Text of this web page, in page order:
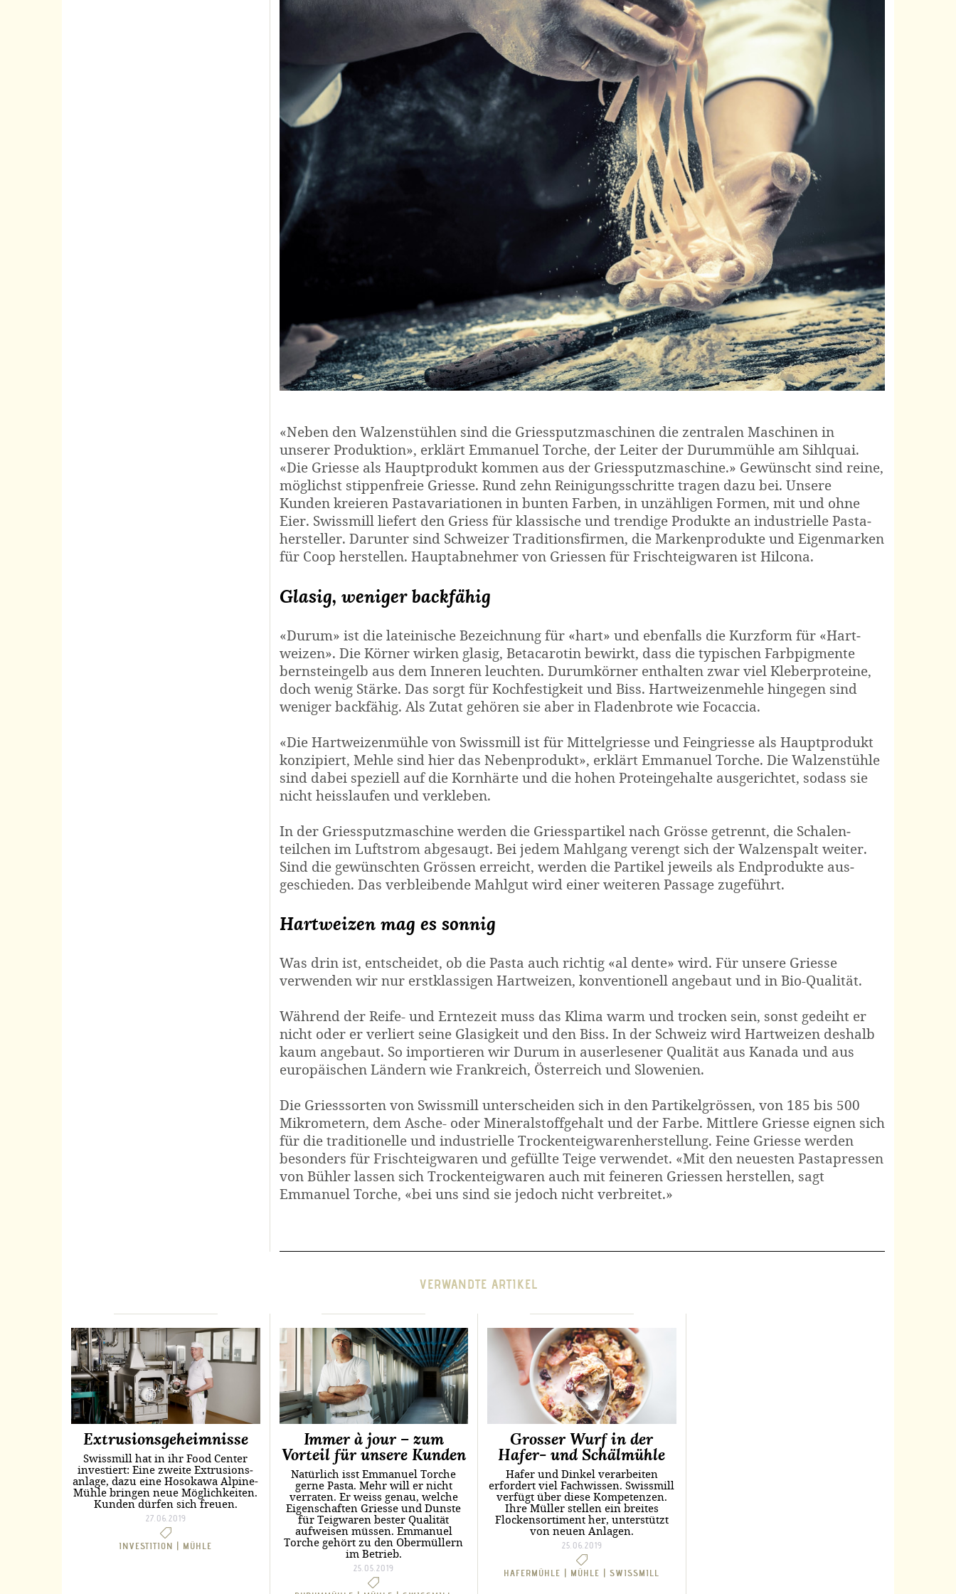
«Neben den Walzen­stühlen sind die Griess­putz­maschinen die zentralen Maschinen in
unserer Produktion», erklärt Emmanuel Torche, der Leiter der Durum­mühle am Sihlquai.
«Die Griesse als Haupt­produkt kommen aus der Griess­putz­maschine.» Gewünscht sind reine,
möglichst stippen­freie Griesse. Rund zehn Reinigungs­schritte tragen dazu bei. Unsere
Kunden kreieren Pasta­variationen in bunten Farben, in unzähligen Formen, mit und ohne
Eier. Swissmill liefert den Griess für klassische und trendige Produkte an industrielle Pasta­
hersteller. Darunter sind Schweizer Traditions­firmen, die Marken­produkte und Eigen­marken
für Coop herstellen. Haupt­abnehmer von Griessen für Frisch­teig­waren ist Hilcona.
Glasig, weniger backfähig
«Durum» ist die lateinische Bezeichnung für «hart» und ebenfalls die Kurzform für «Hart­
weizen». Die Körner wirken glasig, Beta­carotin bewirkt, dass die typischen Farb­pigmente
bernstein­gelb aus dem Inneren leuchten. Durum­körner enthalten zwar viel Kleber­proteine,
doch wenig Stärke. Das sorgt für Koch­festigkeit und Biss. Hart­weizen­mehle hingegen sind
weniger backfähig. Als Zutat gehören sie aber in Fladen­brote wie Focaccia.
«Die Hart­weizen­mühle von Swissmill ist für Mittel­griesse und Fein­griesse als Haupt­produkt
konzipiert, Mehle sind hier das Neben­produkt», erklärt Emmanuel Torche. Die Walzen­stühle
sind dabei speziell auf die Korn­härte und die hohen Protein­gehalte ausgerichtet, sodass sie
nicht heisslaufen und verkleben.
In der Griess­putz­maschine werden die Griess­partikel nach Grösse getrennt, die Schalen­
teilchen im Luft­strom abgesaugt. Bei jedem Mahl­gang verengt sich der Walzen­spalt weiter.
Sind die gewünschten Grössen erreicht, werden die Partikel jeweils als End­produkte aus­
geschieden. Das verbleibende Mahlgut wird einer weiteren Passage zugeführt.
Hartweizen mag es sonnig
Was drin ist, entscheidet, ob die Pasta auch richtig «al dente» wird. Für unsere Griesse
verwenden wir nur erst­klassigen Hart­weizen, konventionell angebaut und in Bio-Qualität.
Während der Reife- und Ernte­zeit muss das Klima warm und trocken sein, sonst gedeiht er
nicht oder er verliert seine Glasigkeit und den Biss. In der Schweiz wird Hart­weizen deshalb
kaum angebaut. So importieren wir Durum in auserlesener Qualität aus Kanada und aus
europäischen Ländern wie Frankreich, Österreich und Slowenien.
Die Griess­sorten von Swissmill unterscheiden sich in den Partikel­grössen, von 185 bis 500
Mikro­metern, dem Asche- oder Mineral­stoff­gehalt und der Farbe. Mittlere Griesse eignen sich
für die traditionelle und industrielle Trocken­teig­waren­herstellung. Feine Griesse werden
besonders für Frisch­teig­waren und gefüllte Teige verwendet. «Mit den neuesten Pasta­pressen
von Bühler lassen sich Trocken­teig­waren auch mit feineren Griessen herstellen, sagt
Emmanuel Torche, «bei uns sind sie jedoch nicht verbreitet.»
VERWANDTE ARTIKEL
Extrusionsgeheimnisse
Swissmill hat in ihr Food Center
investiert: Eine zweite Extrusions­
anlage, dazu eine Hosokawa Alpine-
Mühle bringen neue Möglichkeiten.
Kunden dürfen sich freuen.
27.06.2019
INVESTITION | MÜHLE
Immer à jour – zum
Vorteil für unsere Kunden
Natürlich isst Emmanuel Torche
gerne Pasta. Mehr will er nicht
verraten. Er weiss genau, welche
Eigenschaften Griesse und Dunste
für Teigwaren bester Qualität
aufweisen müssen. Emmanuel
Torche gehört zu den Obermüllern
im Betrieb.
25.05.2019
Grosser Wurf in der
Hafer- und Schälmühle
Hafer und Dinkel verarbeiten
erfordert viel Fachwissen. Swissmill
verfügt über diese Kompetenzen.
Ihre Müller stellen ein breites
Flocken­sortiment her, unterstützt
von neuen Anlagen.
25.06.2019
HAFERMÜHLE | MÜHLE |SWISSMILL